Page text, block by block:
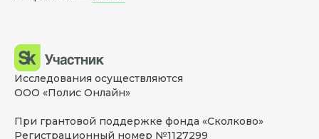
Исследования осуществляются
ООО «Полис Онлайн»
При грантовой поддержке фонда «Сколково»
Регистрационный номер №1127299